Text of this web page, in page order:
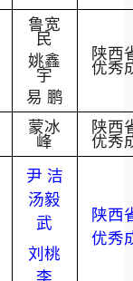
鲁宽
民
姚鑫
宇
易 鹏
陕西
优秀
蒙冰
峰
陕西
优秀
尹 洁
汤毅
武
刘桃
李
陕西
优秀